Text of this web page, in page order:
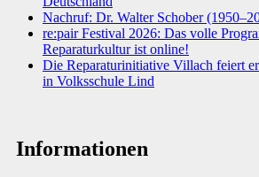
Nachruf: Dr. Walter Schober
re:pair Festival 2026: Das volle
Reparaturkultur ist online!
Die Reparaturinitiative Villach feiert
in Volksschule Lind
Informationen